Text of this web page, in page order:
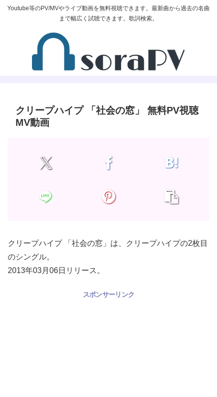
Youtube等のPV/MVやライブ動画を無料視聴できます。最新曲から過去の名曲
まで幅広く試聴できます。歌詞検索。
クリープハイプ 「社会の窓」 無料PV視聴
MV動画
クリープハイプ 「社会の窓」は、クリープハイプの2枚目
のシングル。
2013年03月06日リリース。
スポンサーリンク